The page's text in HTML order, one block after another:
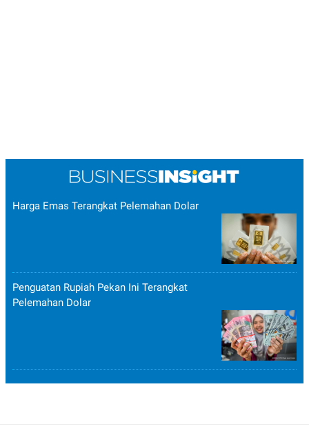
Harga Emas Terangkat Pelemahan Dolar
Penguatan Rupiah Pekan Ini Terangkat
Pelemahan Dolar